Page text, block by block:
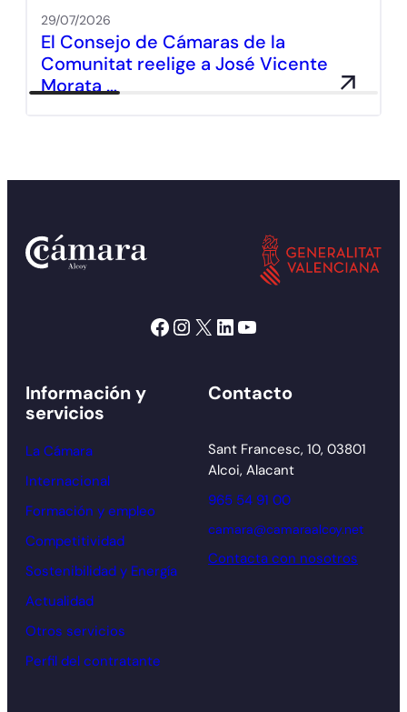
29/07/2026
El Consejo de Cámaras de la
Comunitat reelige a José Vicente
Morata …
Facebook Instagram X LinkedIn YouTube
Información y
servicios
La Cámara
Internacional
Formación y empleo
Competitividad
Sostenibilidad y Energía
Actualidad
Otros servicios
Perfil del contratante
Contacto
Sant Francesc, 10, 03801
Alcoi, Alacant
965 54 91 00
camara@camaraalcoy.net
Contacta con nosotros